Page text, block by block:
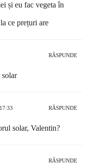
și eu fac vegeta în
ce prețuri are
RĂSPUNDE
solar
RĂSPUNDE
solar, Valentin?
RĂSPUNDE